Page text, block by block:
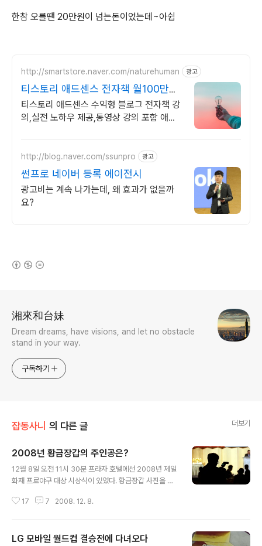
한참 오를땐 20만원이 넘는돈이었는데~아쉽
http://smartstore.naver.com/naturehuman 광고
티스토리 애드센스 전자책 월100만원
고정 수익발생!
티스토리 애드센스 수익형 블로그 전자책 강
의,실전 노하우 제공,동영상 강의 포함 애드
http://blog.naver.com/ssunpro 광고
썬프로 네이버 등록 에이전시
광고비는 계속 나가는데, 왜 효과가 없을까
요?
湘來和台妹
Dream dreams, have visions, and let no obstacle
stand in your way.
구독하기
잡동사니 의 다른 글 더보기
2008년 황금장갑의 주인공은?
12월 8일 오전 11시 30분 프라자 호텔에선 2008년 제일
화재 프로야구 대상 시상식이 있었다. 황금장갑 사진을 자
의 김현수 선수~ 포토존에서 v자로 포즈를 취하고 있는 김
하는 프로야구 시상식~누가누가 탈까? 대상을 비롯해 최
17 7 2008. 12. 8.
LG 모바일 월드컵 결승전에 다녀오다